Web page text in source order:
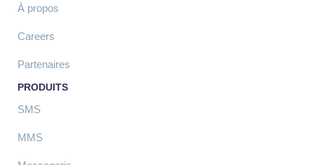
À propos
Careers
Partenaires
PRODUITS
SMS
MMS